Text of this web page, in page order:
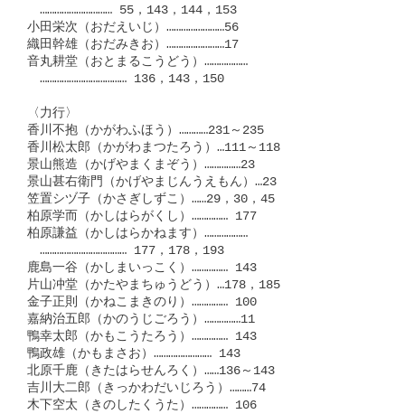
………………………… 55，143，144，153
小田栄次（おだえいじ）……………………56
織田幹雄（おだみきお）……………………17
音丸耕堂（おとまるこうどう）………………
……………………………… 136，143，150
〈力行〉
香川不抱（かがわふほう）…………231～235
香川松太郎（かがわまつたろう）…111～118
景山熊造（かげやまくまぞう）……………23
景山甚右衛門（かげやまじんうえもん）…23
笠置シヅ子（かさぎしずこ）……29，30，45
柏原学而（かしはらがくし）…………… 177
柏原謙益（かしはらかねます）………………
……………………………… 177，178，193
鹿島一谷（かしまいっこく）…………… 143
片山冲堂（かたやまちゅうどう）…178，185
金子正則（かねこまきのり）…………… 100
嘉納治五郎（かのうじごろう）……………11
鴨幸太郎（かもこうたろう）…………… 143
鴨政雄（かもまさお）…………………… 143
北原千鹿（きたはらせんろく）……136～143
吉川大二郎（きっかわだいじろう）………74
木下空太（きのしたくうた）…………… 106